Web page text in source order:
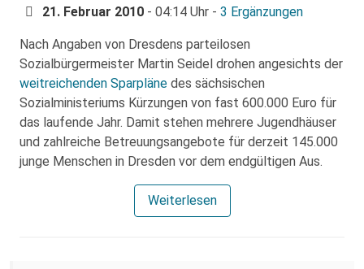
21. Februar 2010 - 04:14 Uhr - 3 Ergänzungen
Nach Angaben von Dresdens parteilosen
Sozialbürgermeister Martin Seidel drohen angesichts der
weitreichenden Sparpläne des sächsischen
Sozialministeriums Kürzungen von fast 600.000 Euro für
das laufende Jahr. Damit stehen mehrere Jugendhäuser
und zahlreiche Betreuungsangebote für derzeit 145.000
junge Menschen in Dresden vor dem endgültigen Aus.
Weiterlesen